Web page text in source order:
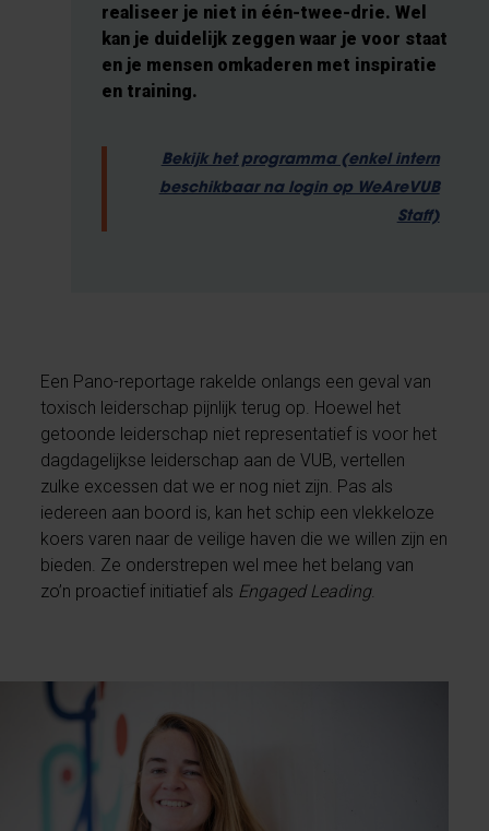
realiseer je niet in één-twee-drie. Wel
kan je duidelijk zeggen waar je voor staat
en je mensen omkaderen met inspiratie
en training.
Bekijk het programma (enkel intern
beschikbaar na login op WeAreVUB
Staff)
Een Pano-reportage rakelde onlangs een geval van
toxisch leiderschap pijnlijk terug op. Hoewel het
getoonde leiderschap niet representatief is voor het
dagdagelijkse leiderschap aan de VUB, vertellen
zulke excessen dat we er nog niet zijn. Pas als
iedereen aan boord is, kan het schip een vlekkeloze
koers varen naar de veilige haven die we willen zijn en
bieden. Ze onderstrepen wel mee het belang van
zo’n proactief initiatief als Engaged Leading.